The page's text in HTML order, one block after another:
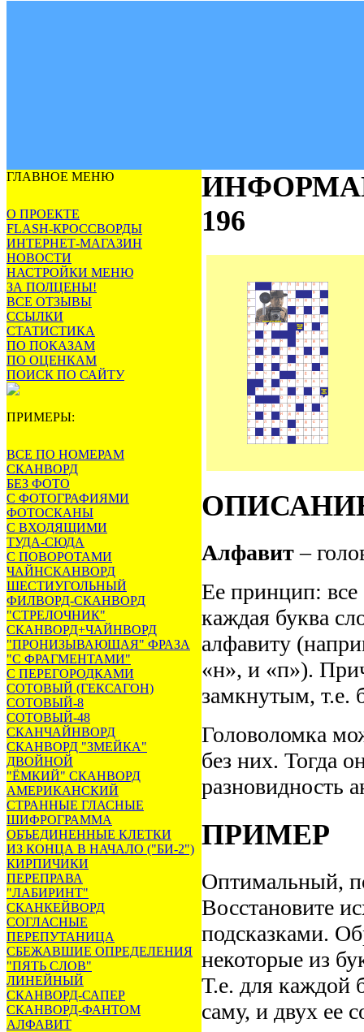
ГЛАВНОЕ МЕНЮ
О ПРОЕКТЕ
FLASH-КРОССВОРДЫ
ИНТЕРНЕТ-МАГАЗИН
НОВОСТИ
НАСТРОЙКИ МЕНЮ
ЗА ПОЛЦЕНЫ!
ВСЕ ОТЗЫВЫ
ССЫЛКИ
СТАТИСТИКА
ПО ПОКАЗАМ
ПО ОЦЕНКАМ
ПОИСК ПО САЙТУ
ПРИМЕРЫ:
ВСЕ ПО НОМЕРАМ
СКАНВОРД
БЕЗ ФОТО
С ФОТОГРАФИЯМИ
ФОТОСКАНЫ
С ВХОДЯЩИМИ
ТУДА-СЮДА
С ПОВОРОТАМИ
ЧАЙНСКАНВОРД
ШЕСТИУГОЛЬНЫЙ
ФИЛВОРД-СКАНВОРД
"СТРЕЛОЧНИК"
СКАНВОРД+ЧАЙНВОРД
"ПРОНИЗЫВАЮЩАЯ" ФРАЗА
"С ФРАГМЕНТАМИ"
С ПЕРЕГОРОДКАМИ
СОТОВЫЙ (ГЕКСАГОН)
СОТОВЫЙ-8
СОТОВЫЙ-48
СКАНЧАЙНВОРД
СКАНВОРД "ЗМЕЙКА"
ДВОЙНОЙ
"ЁМКИЙ" СКАНВОРД
АМЕРИКАНСКИЙ
СТРАННЫЕ ГЛАСНЫЕ
ШИФРОГРАММА
ОБЪЕДИНЕННЫЕ КЛЕТКИ
ИЗ КОНЦА В НАЧАЛО ("БИ-2")
КИРПИЧИКИ
ПЕРЕПРАВА
"ЛАБИРИНТ"
СКАНКЕЙВОРД
СОГЛАСНЫЕ
ПЕРЕПУТАНИЦА
СБЕЖАВШИЕ ОПРЕДЕЛЕНИЯ
"ПЯТЬ СЛОВ"
ЛИНЕЙНЫЙ
СКАНВОРД-САПЕР
СКАНВОРД-ФАНТОМ
АЛФАВИТ
196
Алфавит–
Ее принцип: все
каждая буква
алфавиту
«н», и «п»).
замкнутым, т.е.
Головоломка
без них. Тогда
разновидность
ПРИМЕР
Оптимальный,
Восстановите
подсказками.
некоторые из
Т.е. для каждой
саму, и двух ее